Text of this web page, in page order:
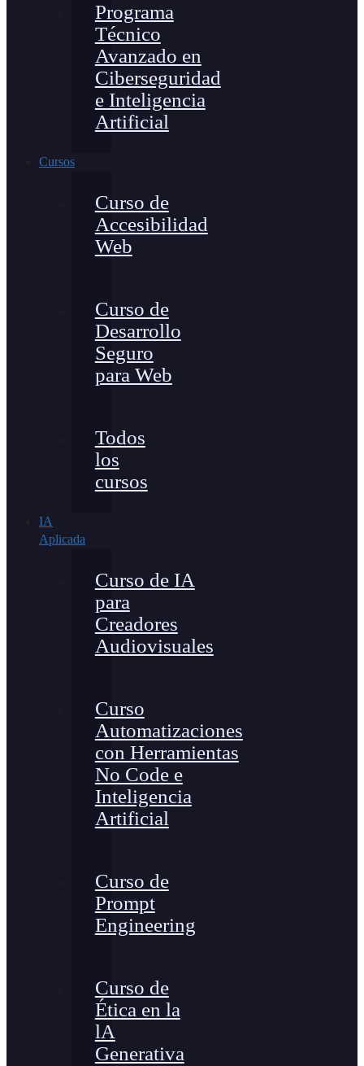
Programa
Técnico
Avanzado en
Ciberseguridad
e Inteligencia
Artificial
Cursos
Curso de
Accesibilidad
Web
Curso de
Desarrollo
Seguro
para Web
Todos
los
cursos
IA
Aplicada
Curso de IA
para
Creadores
Audiovisuales
Curso
Automatizaciones
con Herramientas
No Code e
Inteligencia
Artificial
Curso de
Prompt
Engineering
Curso de
Ética en la
lA
Generativa